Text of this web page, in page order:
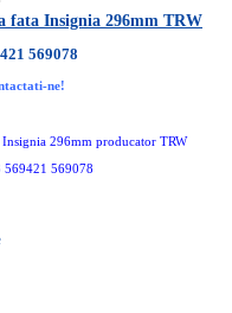
fata Insignia 296mm TRW
569078
ne!
296mm producator TRW
569421 569078